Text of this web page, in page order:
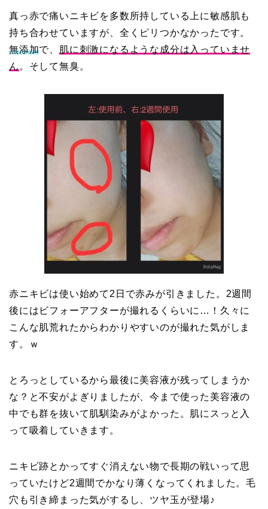
真っ赤で痛いニキビを多数所持している上に敏感肌も
持ち合わせていますが、全くピリつかなかったです。
無添加で、 肌に刺激になるような成分は入っていませ
ん 。そして無臭。
赤ニキビは使い始めて2日で赤みが引きました。2週間
後にはビフォーアフターが撮れるくらいに…！久々に
こんな肌荒れたからわかりやすいのが撮れた気がしま
す。ｗ
とろっとしているから最後に美容液が残ってしまうか
な？と不安がよぎりましたが、今まで使った美容液の
中でも群を抜いて肌馴染みがよかった。肌にスっと入
って吸着していきます。
ニキビ跡とかってすぐ消えない物で長期の戦いって思
っていたけど2週間でかなり薄くなってくれました。毛
穴も引き締まった気がするし、ツヤ玉が登場♪